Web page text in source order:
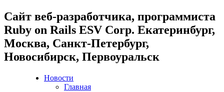
Cайт веб-разработчика, программиста
Ruby on Rails ESV Corp. Екатеринбург,
Москва, Санкт-Петербург,
Новосибирск, Первоуральск
Новости
Главная